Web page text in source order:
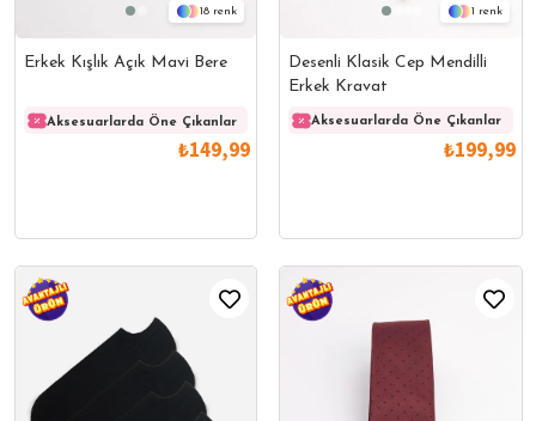
18
Erkek Kışlık Açık Mavi Bere
Aksesuarlarda Öne Çıkanlar Aksesuarlarda Öne Çıkanlar
₺149,99
1
Desenli Klasik Cep Mendilli
Erkek Kravat
Aksesuarlarda Öne Çıkanlar
₺199,99